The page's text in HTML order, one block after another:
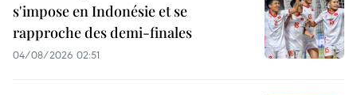
s'impose en Indonésie et se
rapproche des demi-finales
04/08/2026 02:51